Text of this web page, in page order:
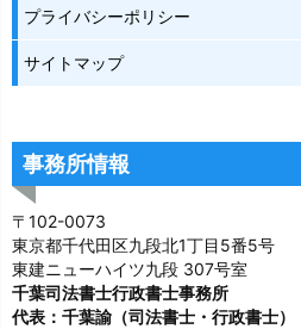
プライバシーポリシー
サイトマップ
事務所情報
〒102-0073
東京都千代田区九段北1丁目5番5号
東建ニューハイツ九段 307号室
千葉司法書士行政書士事務所
代表：千葉諭（司法書士・行政書士）